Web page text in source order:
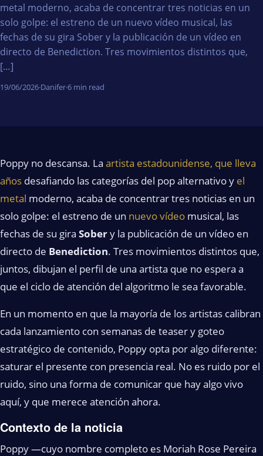
metal moderno, acaba de concentrar tres noticias en un
solo golpe: el estreno de un nuevo vídeo musical, las
fechas de su gira Sober y la publicación de un vídeo en
directo de Benediction. Tres movimientos distintos que,
[…]
19/06/2026·Danifer·6 min read
Poppy no descansa. La artista estadounidense, que lleva
años desafiando las categorías del pop alternativo y el
metal moderno, acaba de concentrar tres noticias en un
solo golpe: el estreno de un nuevo vídeo musical, las
fechas de su gira Sobery la publicación de un vídeo en
directo de Benediction. Tres movimientos distintos que,
juntos, dibujan el perfil de una artista que no espera a
que el ciclo de atención del algoritmo le sea favorable.
En un momento en que la mayoría de los artistas calibran
cada lanzamiento con semanas de teaser y goteo
estratégico de contenido, Poppy opta por algo diferente:
saturar el presente con presencia real. No es ruido por el
ruido, sino una forma de comunicar que hay algo vivo
aquí, y que merece atención ahora.
Contexto de la noticia
Poppy —cuyo nombre completo es Moriah Rose Pereira